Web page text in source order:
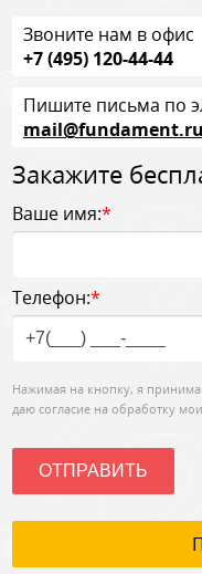
Звоните нам в офис
+7 (495) 120-44-44
Пишите письма по
mail@fundament.ru
Закажите
Ваше имя:*
Телефон:*
Нажимая на кнопку, я
даю согласие на обработку
ОТПРАВИТЬ